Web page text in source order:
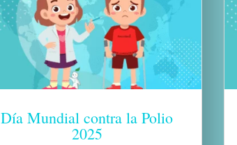
Día Mundial contra la Polio
2025